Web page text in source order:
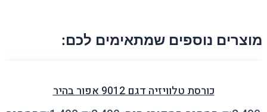
מוצרים נוספים שמתאימים לכם:
כורסת טלוויזיה דגם 9012 אפור בהיר